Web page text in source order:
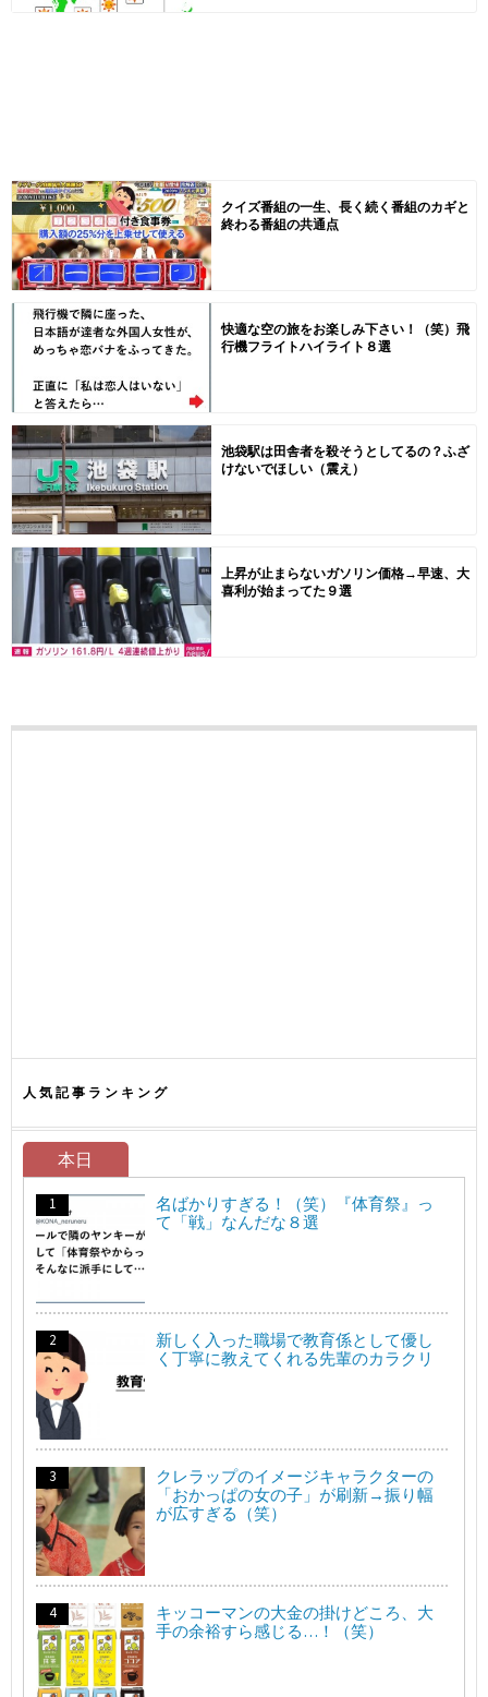
クイズ番組の一生、長く続く番組のカギと
終わる番組の共通点
快適な空の旅をお楽しみ下さい！（笑）飛
行機フライトハイライト８選
池袋駅は田舎者を殺そうとしてるの？ふざ
けないでほしい（震え）
上昇が止まらないガソリン価格→早速、大
喜利が始まってた９選
人気記事ランキング
本日
名ばかりすぎる！（笑）『体育祭』っ
て「戦」なんだな８選
新しく入った職場で教育係として優し
く丁寧に教えてくれる先輩のカラクリ
クレラップのイメージキャラクターの
「おかっぱの女の子」が刷新→振り幅
が広すぎる（笑）
キッコーマンの大金の掛けどころ、大
手の余裕すら感じる…！（笑）